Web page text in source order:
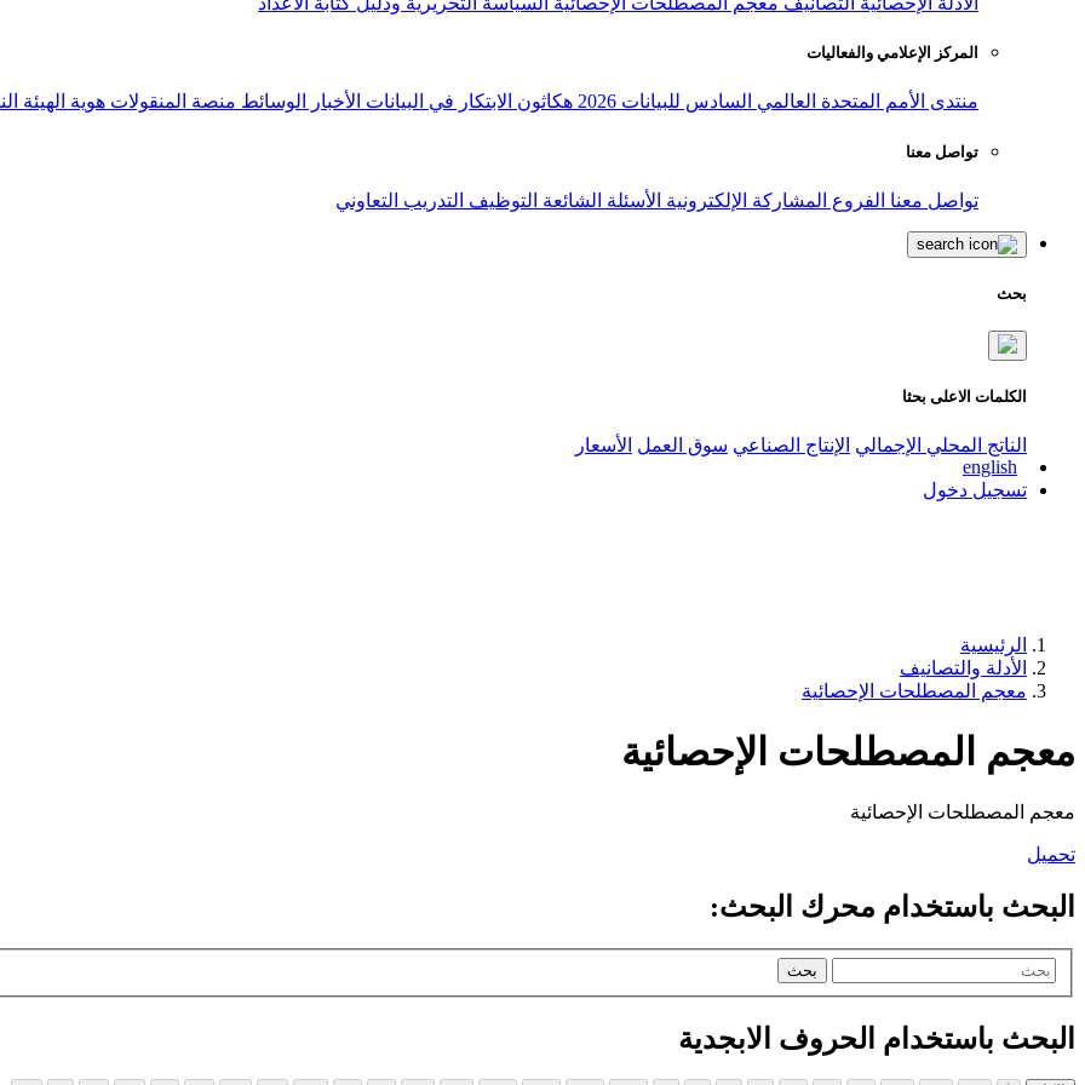
المركز الإعلامي والفعاليات
منتدى الأمم المتحدة العالمي السادس للبيانات 2026 هكاثون الابتكار في البيانات الأخبار الوسائط منصة المنقولات هوية الهيئة
تواصل معنا
تواصل معنا الفروع المشاركة الإلكترونية الأسئلة الشائعة التوظيف التدريب التعاوني
بحث
الكلمات الاعلى بحثا
الناتج المحلي الإجمالي الإنتاج الصناعي سوق العمل الأسعار
english
تسجيل دخول
الرئيسية
الأدلة والتصانيف
معجم المصطلحات الإحصائية
معجم المصطلحات الإحصائية
معجم المصطلحات الإحصائية
تحميل
البحث باستخدام محرك البحث:
بحث
البحث باستخدام الحروف الابجدية